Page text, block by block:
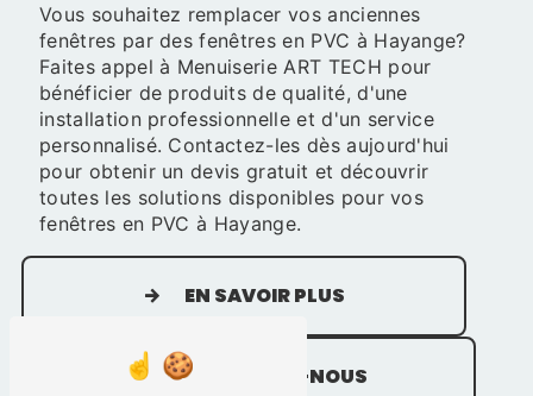
Vous souhaitez remplacer vos anciennes
fenêtres par des fenêtres en PVC à Hayange?
Faites appel à Menuiserie ART TECH pour
bénéficier de produits de qualité, d'une
installation professionnelle et d'un service
personnalisé. Contactez-les dès aujourd'hui
pour obtenir un devis gratuit et découvrir
toutes les solutions disponibles pour vos
fenêtres en PVC à Hayange.
EN SAVOIR PLUS
CONTACTEZ-NOUS